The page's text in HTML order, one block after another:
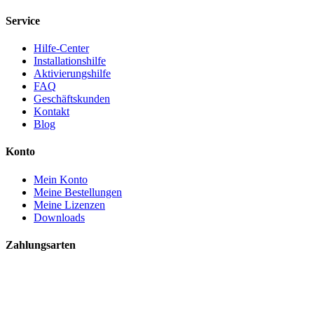
Service
Hilfe-Center
Installationshilfe
Aktivierungshilfe
FAQ
Geschäftskunden
Kontakt
Blog
Konto
Mein Konto
Meine Bestellungen
Meine Lizenzen
Downloads
Zahlungsarten